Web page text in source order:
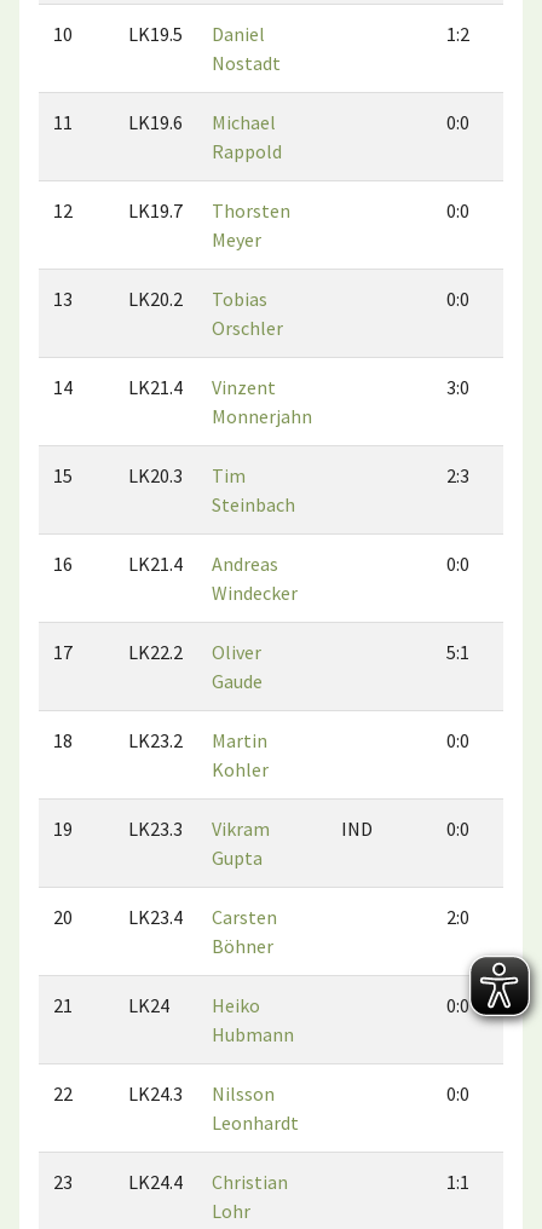
10 LK19.5
Daniel
Nostadt
1:2
11 LK19.6
Michael
Rappold
0:0
12 LK19.7
Thorsten
Meyer
0:0
13 LK20.2
Tobias
Orschler
0:0
14 LK21.4
Vinzent
Monnerjahn
3:0
15 LK20.3
Tim
Steinbach
2:3
16 LK21.4
Andreas
Windecker
0:0
17 LK22.2
Oliver
Gaude
5:1
18 LK23.2
Martin
Kohler
0:0
19 LK23.3
Vikram
Gupta
IND 0:0
20 LK23.4
Carsten
Böhner
2:0
21 LK24
Heiko
Hubmann
0:0
22 LK24.3
Nilsson
Leonhardt
0:0
23 LK24.4
Christian
Lohr
1:1